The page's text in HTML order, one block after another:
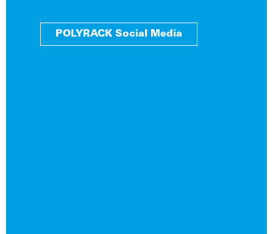
POLYRACK Social Media